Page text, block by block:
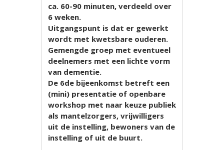
ca. 60-90 minuten, verdeeld over
6 weken.
Uitgangspunt is dat er gewerkt
wordt met kwetsbare ouderen.
Gemengde groep met eventueel
deelnemers met een lichte vorm
van dementie.
De 6de bijeenkomst betreft een
(mini) presentatie of openbare
workshop met naar keuze publiek
als mantelzorgers, vrijwilligers
uit de instelling, bewoners van de
instelling of uit de buurt.